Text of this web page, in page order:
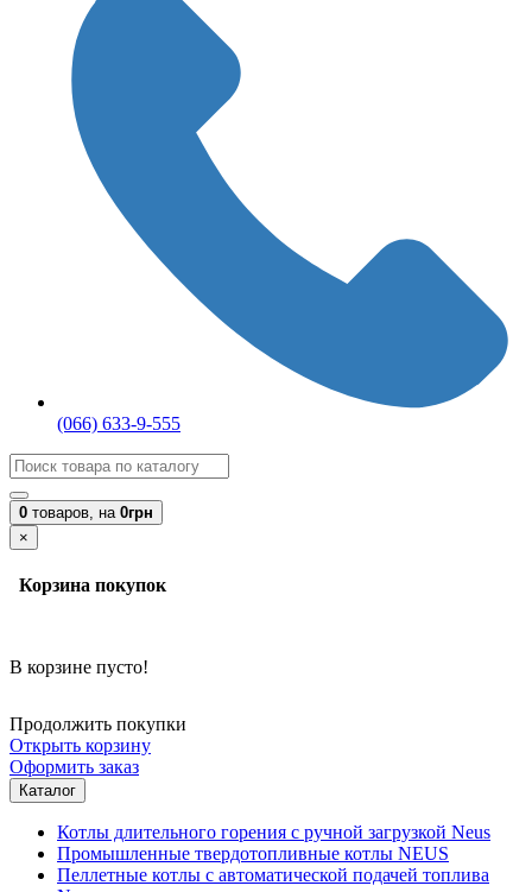
(066) 633-9-555
0 товаров, на 0грн
×
Корзина покупок
В корзине пусто!
Продолжить покупки
Открыть корзину
Оформить заказ
Каталог
Котлы длительного горения с ручной загрузкой Neus
Промышленные твердотопливные котлы NEUS
Пеллетные котлы с автоматической подачей топлива